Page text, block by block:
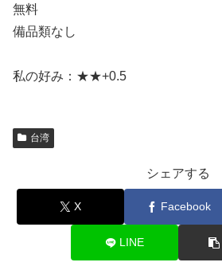
無料
備品類なし
私の好み：★★+0.5
台湾
シェアする
X Facebook
LINE